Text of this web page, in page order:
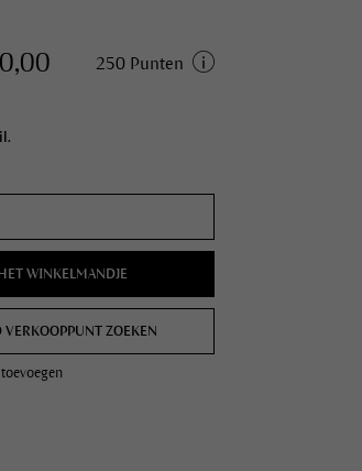
250 Punten
WINKELMANDJE
VERKOOPPUNT ZOEKEN